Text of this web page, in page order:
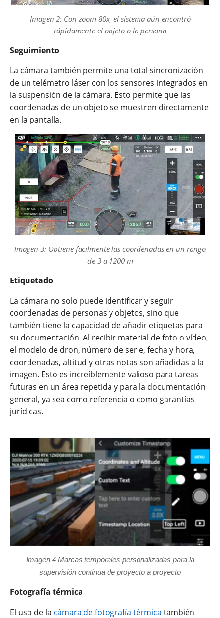
Imagen 2: Con zoom 80x, el sistema aún encontró
rápidamente el objeto o la persona
Seguimiento
La cámara también permite una total sincronización
de un telémetro láser con los sensores integrados en
la suspensión de la cámara. Esto permite que las
coordenadas de un objeto se muestren directamente
en la pantalla.
Imagen 3: Obtiene fácilmente las coordenadas en un rango
de 3 a 1200 m
Etiquetado
La cámara no solo puede identificar y seguir
coordenadas de personas y objetos, sino que
también tiene la capacidad de añadir etiquetas para
su documentación. Al recibir material de foto o vídeo,
el modelo de dron, número de serie, fecha y hora,
coordenadas, altitud y otras notas son añadidas a la
imagen. Esto es increíblemente valioso para tareas
futuras en un área repetida y para la documentación
general, ya sea como referencia o como garantías
jurídicas.
Imagen 4 Marcas temporales personalizadas para la
supervisión continua de proyecto a proyecto
Fotografía térmica
El uso de la cámara de fotografía térmica también